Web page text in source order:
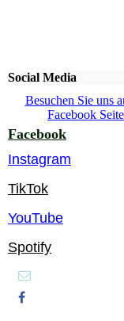
Social Media
Besuchen Sie uns
Facebook
Facebook
Instagram
TikTok
YouTube
Spotify